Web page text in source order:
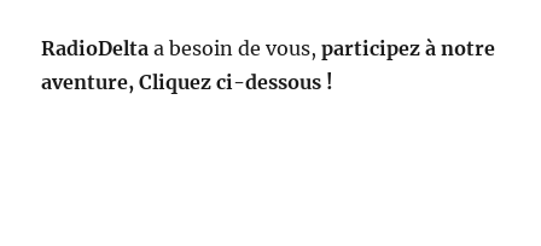
RadioDelta a besoin de vous,participez à notre
aventure, Cliquez ci-dessous !